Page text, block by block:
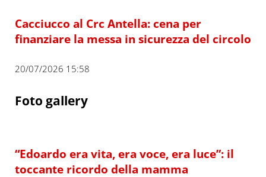
Cacciucco al Crc Antella: cena per
finanziare la messa in sicurezza del circolo
20/07/2026 15:58
Foto gallery
“Edoardo era vita, era voce, era luce”: il
toccante ricordo della mamma